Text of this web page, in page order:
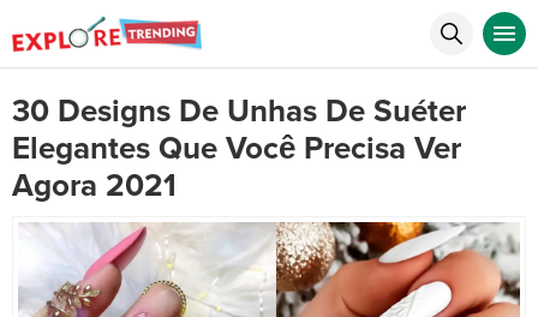
30 Designs De Unhas De Suéter
Elegantes Que Você Precisa Ver
Agora 2021